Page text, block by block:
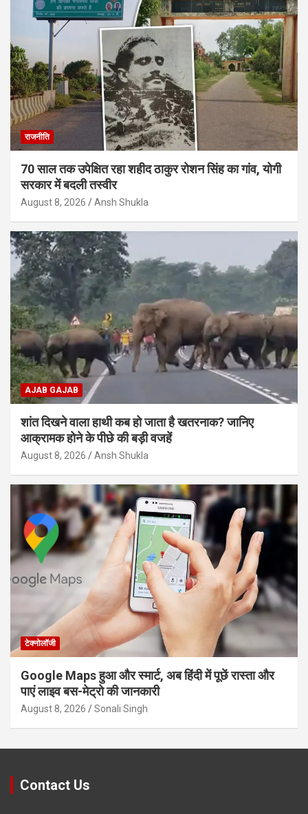
राजनीति
70 साल तक उपेक्षित रहा शहीद ठाकुर रोशन सिंह का गांव, योगी
सरकार में बदली तस्वीर
August 8, 2026 Ansh Shukla
AJAB GAJAB
शांत दिखने वाला हाथी कब हो जाता है खतरनाक? जानिए
आक्रामक होने के पीछे की बड़ी वजहें
August 8, 2026 Ansh Shukla
टेक्नोलॉजी
Google Maps हुआ और स्मार्ट, अब हिंदी में पूछें रास्ता और
पाएं लाइव बस-मेट्रो की जानकारी
August 8, 2026 Sonali Singh
Contact Us